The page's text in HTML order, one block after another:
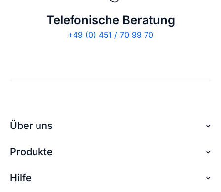
Telefonische Beratung
+49 (0) 451 / 70 99 70
Über uns
Über checkdomain
Partnerprogramm
Produkte
Domain reservieren
Hilfe